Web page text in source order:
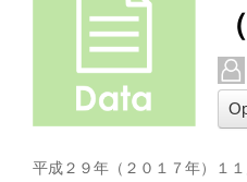
平成２９年（２０１７年）１